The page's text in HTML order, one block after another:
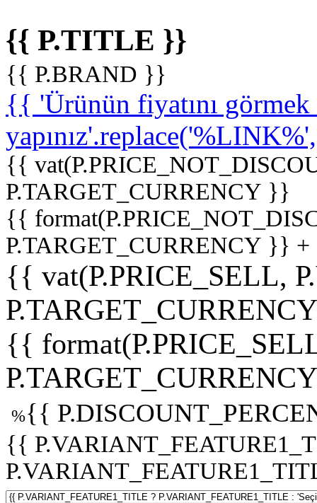
{{ P.TITLE }}
{{ P.BRAND }}
{{ 'Ürünün fiyatını
{{
P.TARGET_CURRENCY }}
{{
P.TARGET_CURRENCY }}
{{ vat(P.PRICE_SELL,
{{
%{{
{{